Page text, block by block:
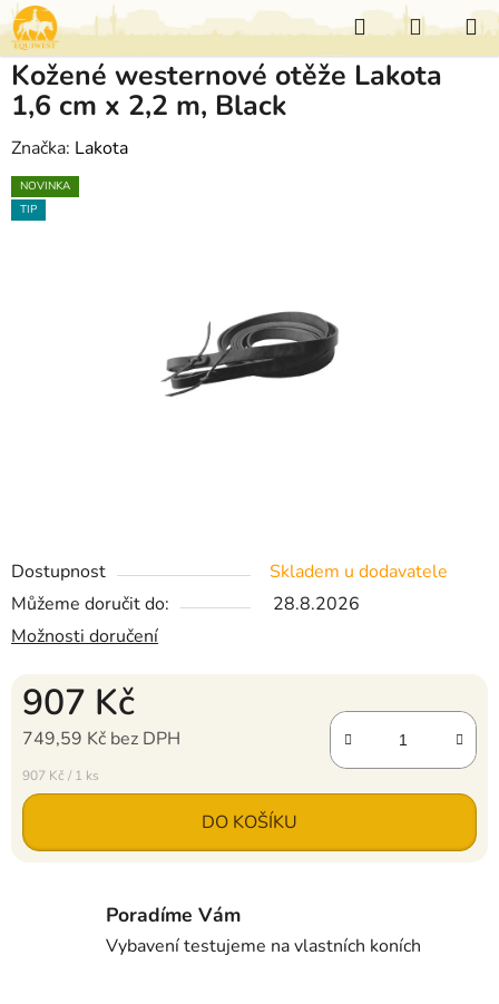
Přejít
na
obsah
Hledat
KOŠÍK
Dostupnost
Skladem u dodavatele
Můžeme doručit do:
28.8.2026
Možnosti doručení
907 Kč
749,59 Kč bez DPH
Měrná cena:
907 Kč / 1 ks
DO KOŠÍKU
Kožené westernové otěže Lakota
1,6 cm x 2,2 m, Black
Značka: Lakota
NOVINKA
TIP
Poradíme Vám
Vybavení testujeme na vlastních koních